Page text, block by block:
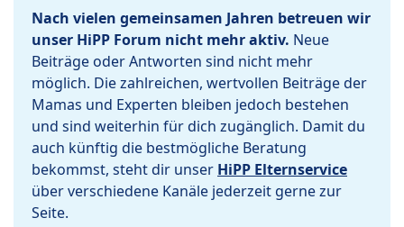
Nach vielen gemeinsamen Jahren betreuen wir
unser HiPP Forum nicht mehr aktiv. Neue
Beiträge oder Antworten sind nicht mehr
möglich. Die zahlreichen, wertvollen Beiträge der
Mamas und Experten bleiben jedoch bestehen
und sind weiterhin für dich zugänglich. Damit du
auch künftig die bestmögliche Beratung
bekommst, steht dir unser HiPP Elternservice
über verschiedene Kanäle jederzeit gerne zur
Seite.